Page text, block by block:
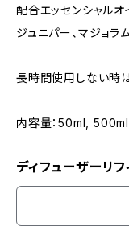
配合エッセンシャルオ
ジュニパー、マジョラ
長時間使用しない時
内容量：50ml,
ディフューザーリ